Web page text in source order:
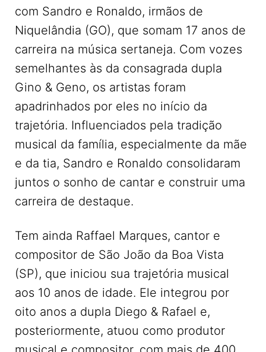
com Sandro e Ronaldo, irmãos de
Niquelândia (GO), que somam 17 anos de
carreira na música sertaneja. Com vozes
semelhantes às da consagrada dupla
Gino & Geno, os artistas foram
apadrinhados por eles no início da
trajetória. Influenciados pela tradição
musical da família, especialmente da mãe
e da tia, Sandro e Ronaldo consolidaram
juntos o sonho de cantar e construir uma
carreira de destaque.
Tem ainda Raffael Marques, cantor e
compositor de São João da Boa Vista
(SP), que iniciou sua trajetória musical
aos 10 anos de idade. Ele integrou por
oito anos a dupla Diego & Rafael e,
posteriormente, atuou como produtor